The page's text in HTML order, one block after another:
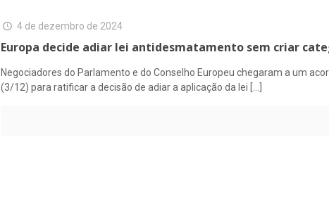
4 de dezembro de 2024
Europa decide adiar lei antidesmatamento sem criar
Negociadores do Parlamento e do Conselho Europeu chegaram a um
(3/12) para ratificar a decisão de adiar a aplicação da lei